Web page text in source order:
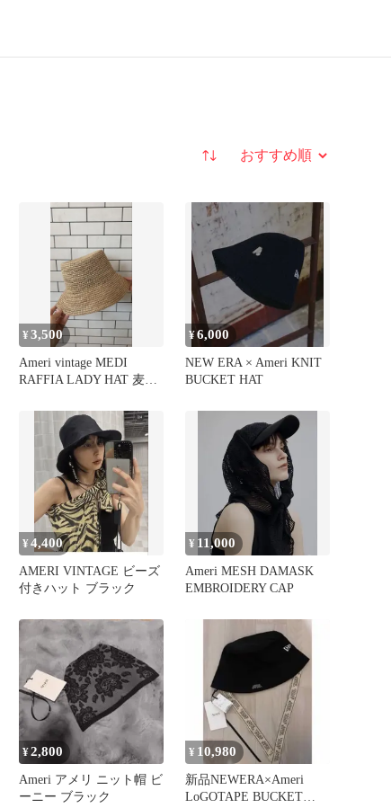
並び替え
¥3,500
Ameri vintage MEDI
RAFFIA LADY HAT 麦わ
¥6,000
NEW ERA × Ameri KNIT
BUCKET HAT
¥4,400
AMERI VINTAGE ビーズ
付きハット ブラック
¥ 11,000
Ameri MESH DAMASK
EMBROIDERY CAP
¥2,800
Ameri アメリ ニット帽 ビ
ーニー ブラック
¥ 10,980
新品NEWERA×Ameri
LoGOTAPE BUCKET